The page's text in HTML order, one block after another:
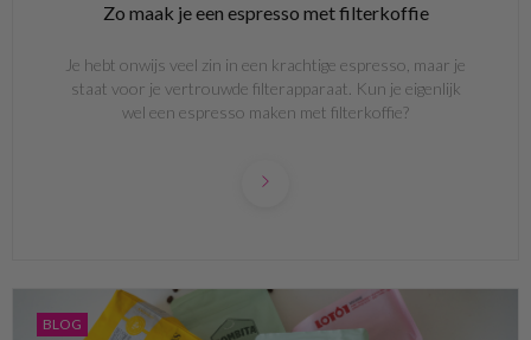
Zo maak je een espresso met filterkoffie
Je hebt onwijs veel zin in een krachtige espresso, maar je
staat voor je vertrouwde filterapparaat. Kun je eigenlijk
wel een espresso maken met filterkoffie?
BLOG